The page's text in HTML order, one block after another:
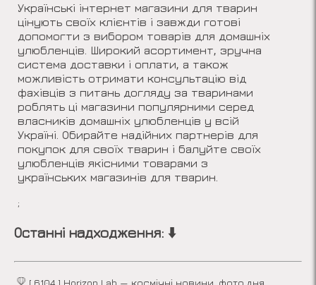
Українські інтернет магазини для тварин
цінують своїх клієнтів і завжди готові
допомогти з вибором товарів для домашніх
улюбленців. Широкий асортимент, зручна
система доставки і оплати, а також
можливість отримати консультацію від
фахівців з питань догляду за тваринами
роблять ці магазини популярними серед
власників домашніх улюбленців у всій
Україні. Обирайте надійних партнерів для
покупок для своїх тварин і балуйте своїх
улюбленців якісними товарами з
українських магазинів для тварин.
;
Останні надходження: ⬇️